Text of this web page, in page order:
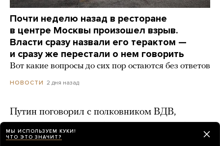
Почти неделю назад в ресторане
в центре Москвы произошел взрыв.
Власти сразу назвали его терактом —
и сразу же перестали о нем говорить
Вот какие вопросы до сих пор остаются без ответов
НОВОСТИ 2 дня назад
Путин поговорил с полковником ВДВ,
которого в прошлом году «похоронили» z-
блогеры
МЫ ИСПОЛЬЗУЕМ КУКИ!
ЧТО ЭТО ЗНАЧИТ?